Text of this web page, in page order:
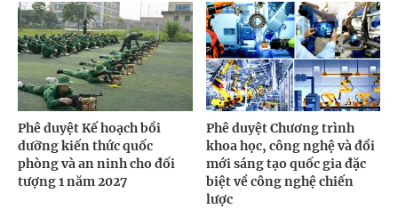
Phê duyệt Kế hoạch bồi
dưỡng kiến thức quốc
phòng và an ninh cho đối
tượng 1 năm 2027
Phê duyệt Chương trình
khoa học, công nghệ và đổi
mới sáng tạo quốc gia đặc
biệt về công nghệ chiến
lược